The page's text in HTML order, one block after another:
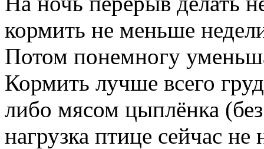
кормить не меньше
Потом понемногу
Кормить лучше всего
либо мясом цыплёнка
нагрузка птице сейчас не